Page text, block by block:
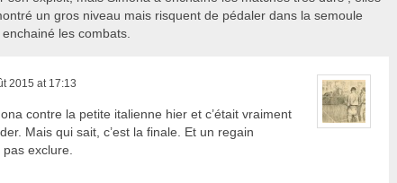
un gros niveau mais risquent de pédaler dans la semoule
les combats.
2015 at 17:13
contre la petite italienne hier et c’était vraiment
Mais qui sait, c’est la finale. Et un regain
pas exclure.